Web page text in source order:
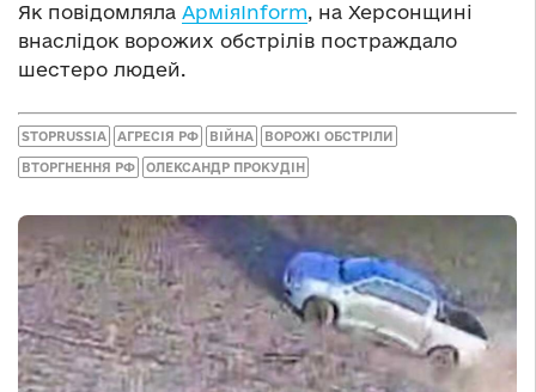
Як повідомляла АрміяInform, на Херсонщині
внаслідок ворожих обстрілів постраждало
шестеро людей.
STOPRUSSIA АГРЕСІЯ РФ ВІЙНА ВОРОЖІ ОБСТРІЛИ
ВТОРГНЕННЯ РФ ОЛЕКСАНДР ПРОКУДІН